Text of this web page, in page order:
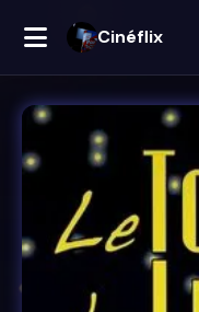
Cinéflix